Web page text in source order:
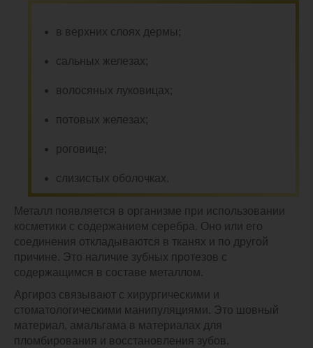
в верхних слоях дермы;
сальных железах;
волосяных луковицах;
потовых железах;
роговице;
слизистых оболочках.
Металл появляется в организме при использовании
косметики с содержанием серебра. Оно или его
соединения откладываются в тканях и по другой
причине. Это наличие зубных протезов с
содержащимся в составе металлом.
Аргироз связывают с хирургическими и
стоматологическими манипуляциями. Это шовный
материал, амальгама в материалах для
пломбирования и восстановления зубов.